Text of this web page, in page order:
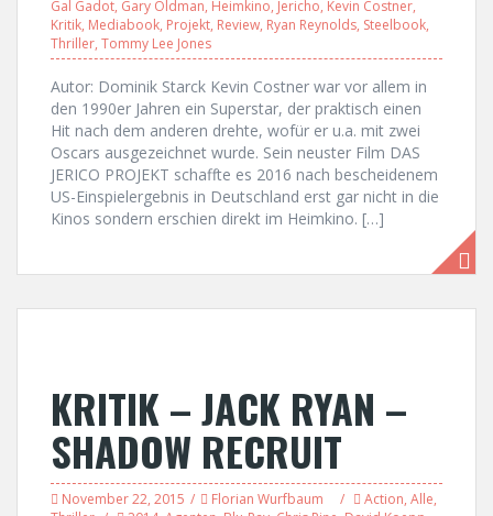
Gal Gadot, Gary Oldman, Heimkino, Jericho, Kevin Costner,
Kritik, Mediabook, Projekt, Review, Ryan Reynolds, Steelbook,
Thriller, Tommy Lee Jones
Autor: Dominik Starck Kevin Costner war vor allem in
den 1990er Jahren ein Superstar, der praktisch einen
Hit nach dem anderen drehte, wofür er u.a. mit zwei
Oscars ausgezeichnet wurde. Sein neuster Film DAS
JERICO PROJEKT schaffte es 2016 nach bescheidenem
US-Einspielergebnis in Deutschland erst gar nicht in die
Kinos sondern erschien direkt im Heimkino. […]
KRITIK – JACK RYAN –
SHADOW RECRUIT
November 22, 2015 Florian Wurfbaum Action, Alle,